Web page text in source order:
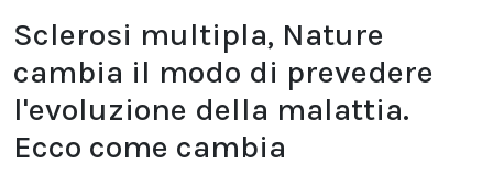
Sclerosi multipla, Nature
cambia il modo di prevedere
l'evoluzione della malattia.
Ecco come cambia